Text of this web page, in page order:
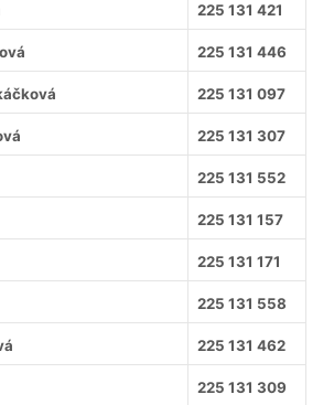
225 131 421
225 131 446
225 131 097
225 131 307
225 131 552
225 131 157
225 131 171
225 131 558
225 131 462
225 131 309